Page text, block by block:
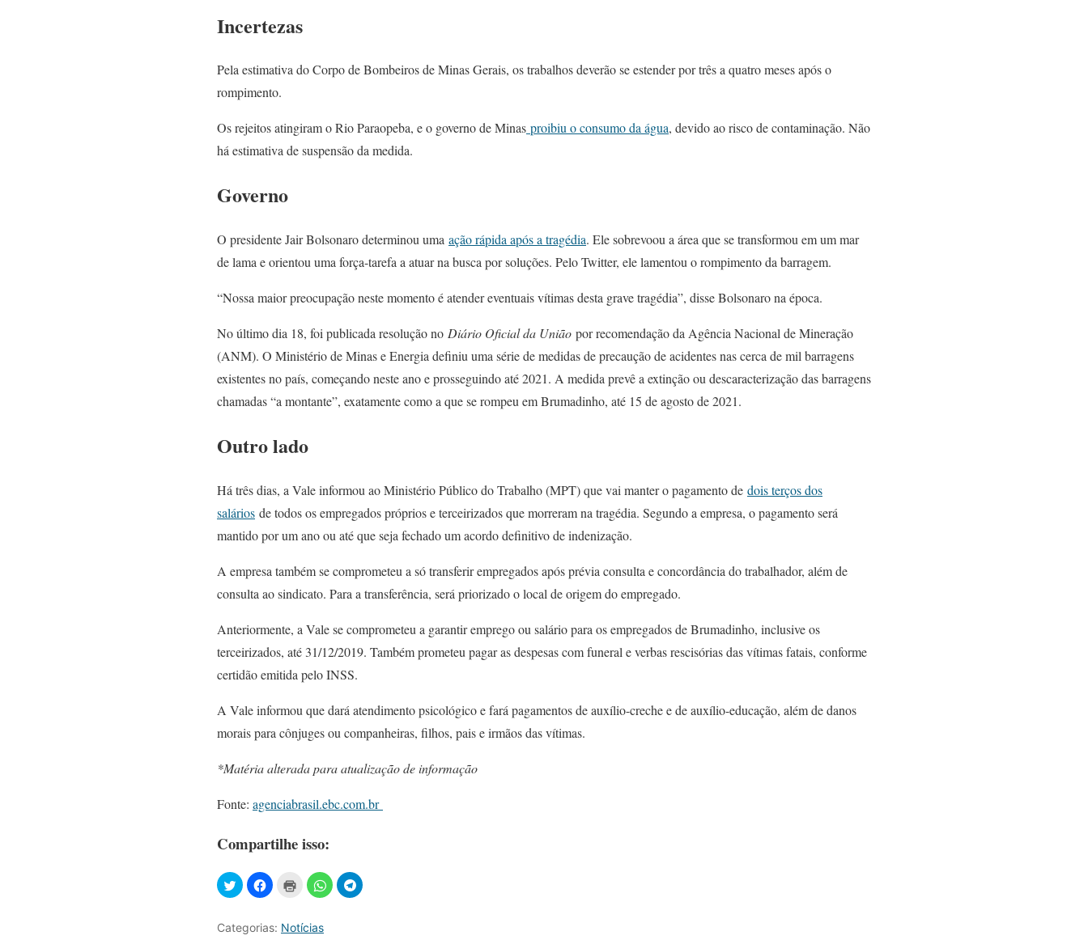
Incertezas
Pela estimativa do Corpo de Bombeiros de Minas Gerais, os trabalhos deverão se estender por três a quatro meses após o
rompimento.
Os rejeitos atingiram o Rio Paraopeba, e o governo de Minas proibiu o consumo da água, devido ao risco de contaminação. Não
há estimativa de suspensão da medida.
Governo
O presidente Jair Bolsonaro determinou uma ação rápida após a tragédia. Ele sobrevoou a área que se transformou em um mar
de lama e orientou uma força-tarefa a atuar na busca por soluções. Pelo Twitter, ele lamentou o rompimento da barragem.
“Nossa maior preocupação neste momento é atender eventuais vítimas desta grave tragédia”, disse Bolsonaro na época.
No último dia 18, foi publicada resolução no Diário Oficial da União por recomendação da Agência Nacional de Mineração
(ANM). O Ministério de Minas e Energia definiu uma série de medidas de precaução de acidentes nas cerca de mil barragens
existentes no país, começando neste ano e prosseguindo até 2021. A medida prevê a extinção ou descaracterização das barragens
chamadas “a montante”, exatamente como a que se rompeu em Brumadinho, até 15 de agosto de 2021.
Outro lado
Há três dias, a Vale informou ao Ministério Público do Trabalho (MPT) que vai manter o pagamento de dois terços dos
salários de todos os empregados próprios e terceirizados que morreram na tragédia. Segundo a empresa, o pagamento será
mantido por um ano ou até que seja fechado um acordo definitivo de indenização.
A empresa também se comprometeu a só transferir empregados após prévia consulta e concordância do trabalhador, além de
consulta ao sindicato. Para a transferência, será priorizado o local de origem do empregado.
Anteriormente, a Vale se comprometeu a garantir emprego ou salário para os empregados de Brumadinho, inclusive os
terceirizados, até 31/12/2019. Também prometeu pagar as despesas com funeral e verbas rescisórias das vítimas fatais, conforme
certidão emitida pelo INSS.
A Vale informou que dará atendimento psicológico e fará pagamentos de auxílio-creche e de auxílio-educação, além de danos
morais para cônjuges ou companheiras, filhos, pais e irmãos das vítimas.
*Matéria alterada para atualização de informação
Fonte: agenciabrasil.ebc.com.br
Compartilhe isso:
Categorias: Notícias